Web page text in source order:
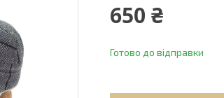
650 ₴
Готово до відправки